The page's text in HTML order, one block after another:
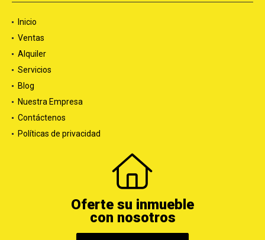
Inicio
Ventas
Alquiler
Servicios
Blog
Nuestra Empresa
Contáctenos
Políticas de privacidad
Oferte su inmueble
con nosotros